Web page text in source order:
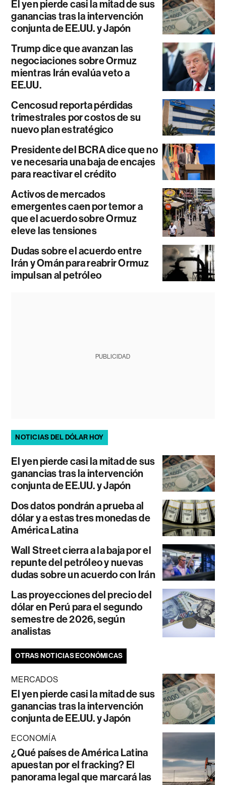
El yen pierde casi la mitad de sus
ganancias tras la intervención
conjunta de EE.UU. y Japón
Trump dice que avanzan las
negociaciones sobre Ormuz
mientras Irán evalúa veto a
EE.UU.
Cencosud reporta pérdidas
trimestrales por costos de su
nuevo plan estratégico
Presidente del BCRA dice que no
ve necesaria una baja de encajes
para reactivar el crédito
Activos de mercados
emergentes caen por temor a
que el acuerdo sobre Ormuz
eleve las tensiones
Dudas sobre el acuerdo entre
Irán y Omán para reabrir Ormuz
impulsan al petróleo
PUBLICIDAD
NOTICIAS DEL DÓLAR HOY
El yen pierde casi la mitad de sus
ganancias tras la intervención
conjunta de EE.UU. y Japón
Dos datos pondrán a prueba al
dólar y a estas tres monedas de
América Latina
Wall Street cierra a la baja por el
repunte del petróleo y nuevas
dudas sobre un acuerdo con Irán
Las proyecciones del precio del
dólar en Perú para el segundo
semestre de 2026, según
analistas
OTRAS NOTICIAS ECONÓMICAS
MERCADOS
El yen pierde casi la mitad de sus
ganancias tras la intervención
conjunta de EE.UU. y Japón
ECONOMÍA
¿Qué países de América Latina
apuestan por el fracking? El
panorama legal que marcará las